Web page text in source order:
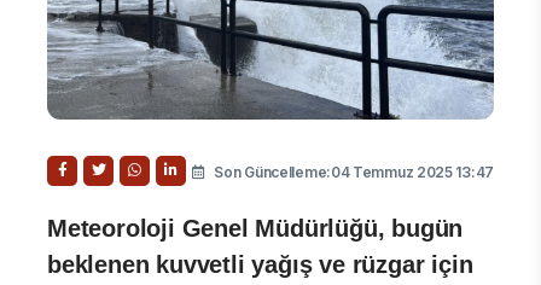
Son Güncelleme:04 Temmuz 2025 13:47
Meteoroloji Genel Müdürlüğü, bugün
beklenen kuvvetli yağış ve rüzgar için